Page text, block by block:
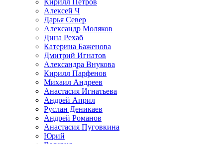
Кирилл Петров
Алексей Ч
Дарья Север
Александр Моляков
Дина Рехаб
Катерина Баженова
Дмитрий Игнатов
Александра Внукова
Кирилл Парфенов
Михаил Андреев
Анастасия Игнатьева
Андрей Април
Руслан Деникаев
Андрей Романов
Анастасия Пуговкина
Юрий